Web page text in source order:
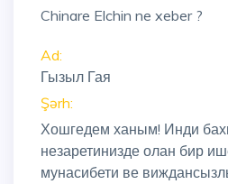
Chinare Elchin ne xeber ?
Ad:
Гызыл Гая
Şərh:
Хошгедем ханым! Инди
незаретинизде олан бир
мунасибети ве